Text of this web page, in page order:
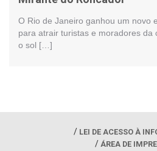
O Rio de Janeiro ganhou um novo
para atrair turistas e moradores da
o sol […]
LEI DE ACESSO À
ÁREA DE